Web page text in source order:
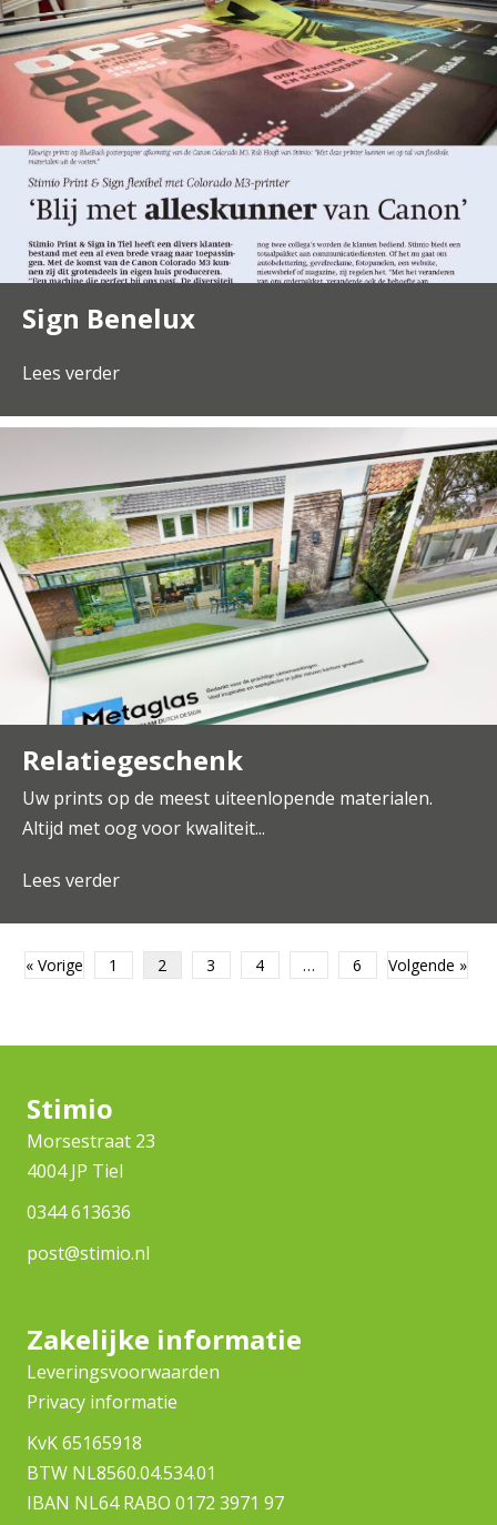
Sign Benelux
Lees verder
Relatiegeschenk
Uw prints op de meest uiteenlopende materialen.
Altijd met oog voor kwaliteit...
Lees verder
« Vorige 1 2 3 4 … 6 Volgende »
Stimio
Morsestraat 23
4004 JP Tiel
0344 613636
post@stimio.nl
Zakelijke informatie
Leveringsvoorwaarden
Privacy informatie
KvK 65165918
BTW NL8560.04.534.01
IBAN NL64 RABO 0172 3971 97